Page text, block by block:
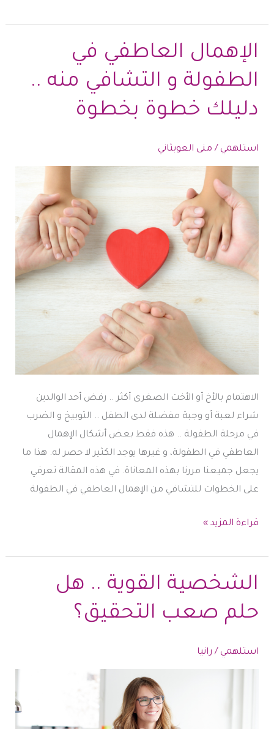
كيف
نواجهه
لحياة
أجمل
أفضل
الإهمال العاطفي في
الطفولة و التشافي منه ..
دليلك خطوة بخطوة
استلهمي / منى العوبثاني
الاهتمام بالأخ أو الأخت الصغرى أكثر .. رفض أحد الوالدين
شراء لعبة أو وجبة مفضلة لدى الطفل .. التوبيخ و الضرب
في مرحلة الطفولة .. هذه فقط بعض أشكال الإهمال
العاطفي في الطفولة، و غيرها يوجد الكثير لا حصر له. هذا ما
يجعل جميعنا مررنا بهذه المعاناة. في هذه المقالة تعرفي
على الخطوات للتشافي من الإهمال العاطفي في الطفولة
الإهمال
في
الطفولة
التشافي
..
دليلك
قراءة المزيد »
الشخصية القوية .. هل
حلم صعب التحقيق؟
استلهمي / رانيا